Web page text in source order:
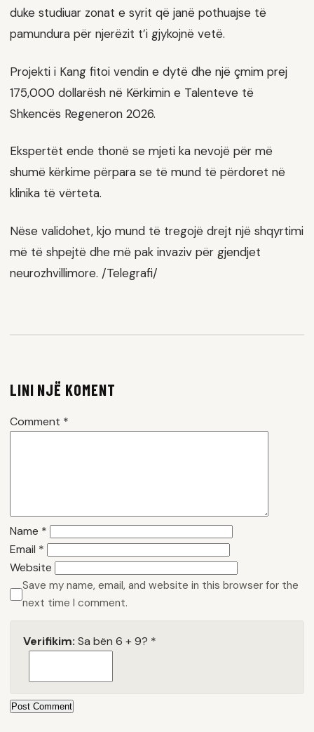
duke studiuar zonat e syrit që janë pothuajse të
pamundura për njerëzit t’i gjykojnë vetë.
Projekti i Kang fitoi vendin e dytë dhe një çmim prej
175,000 dollarësh në Kërkimin e Talenteve të
Shkencës Regeneron 2026.
Ekspertët ende thonë se mjeti ka nevojë për më
shumë kërkime përpara se të mund të përdoret në
klinika të vërteta.
Nëse validohet, kjo mund të tregojë drejt një shqyrtimi
më të shpejtë dhe më pak invaziv për gjendjet
neurozhvillimore. /Telegrafi/
LINI NJË KOMENT
Comment *
Name *
Email *
Website
Save my name, email, and website in this browser for the
next time I comment.
Verifikim: Sa bën 6 + 9? *
Post Comment